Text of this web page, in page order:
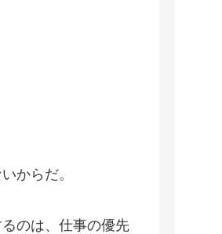
からだ。
のは、仕事の優先